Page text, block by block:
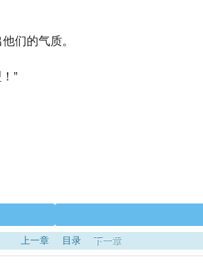
们的气质。
”
上一章 目录 下一章